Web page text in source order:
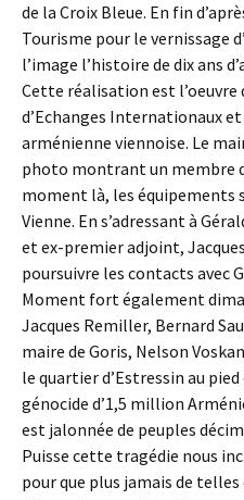
de la Croix Bleue. En fin
Tourisme pour le vernissage
l’image l’histoire de dix ans
Cette réalisation est l’oeuvre
d’Echanges Internationaux
arménienne viennoise. Le
photo montrant un membre
moment là, les équipements
Vienne. En s’adressant à
et ex-premier adjoint,
poursuivre les contacts avec
Moment fort également
Jacques Remiller, Bernard
maire de Goris, Nelson
le quartier d’Estressin au
génocide d’1,5 million
est jalonnée de peuples
Puisse cette tragédie nous
pour que plus jamais de